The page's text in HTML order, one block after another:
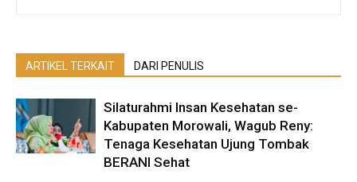
ARTIKEL TERKAIT DARI PENULIS
Silaturahmi Insan Kesehatan se-
Kabupaten Morowali, Wagub Reny:
Tenaga Kesehatan Ujung Tombak
BERANI Sehat